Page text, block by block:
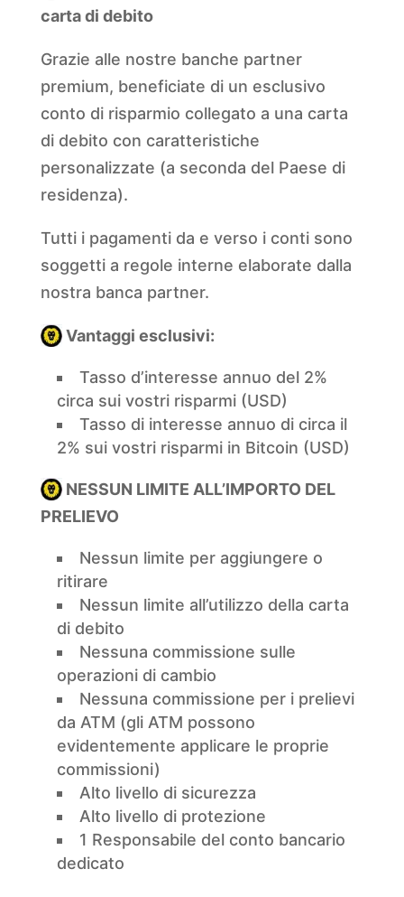
carta di debito
Grazie alle nostre banche partner
premium, beneficiate di un esclusivo
conto di risparmio collegato a una carta
di debito con caratteristiche
personalizzate (a seconda del Paese di
residenza).
Tutti i pagamenti da e verso i conti sono
soggetti a regole interne elaborate dalla
nostra banca partner.
Vantaggi esclusivi:
Tasso d’interesse annuo del 2%
circa sui vostri risparmi (USD)
Tasso di interesse annuo di circa il
2% sui vostri risparmi in Bitcoin (USD)
NESSUN LIMITE ALL’IMPORTO DEL
PRELIEVO
Nessun limite per aggiungere o
ritirare
Nessun limite all’utilizzo della carta
di debito
Nessuna commissione sulle
operazioni di cambio
Nessuna commissione per i prelievi
da ATM (gli ATM possono
evidentemente applicare le proprie
commissioni)
Alto livello di sicurezza
Alto livello di protezione
1 Responsabile del conto bancario
dedicato